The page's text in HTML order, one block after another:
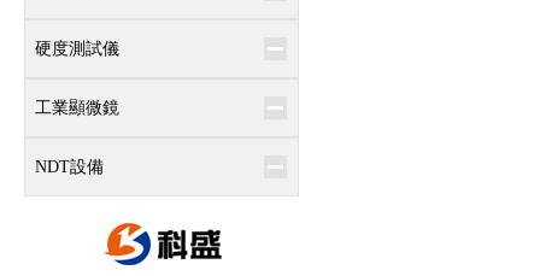
硬度測試儀
工業顯微鏡
NDT設備